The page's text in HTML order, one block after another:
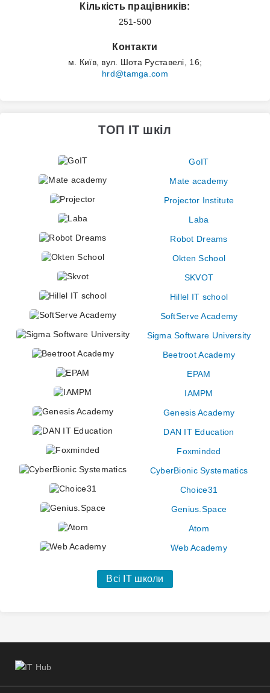
Кількість працівників:
251-500
Контакти
м. Київ, вул. Шота Руставелі, 16;
hrd@tamga.com
ТОП IT шкіл
GoIT
Mate academy
Projector Institute
Laba
Robot Dreams
Okten School
SKVOT
Hillel IT school
SoftServe Academy
Sigma Software University
Beetroot Academy
EPAM
IAMPM
Genesis Academy
DAN IT Education
Foxminded
CyberBionic Systematics
Choice31
Genius.Space
Atom
Web Academy
Всі IT школи